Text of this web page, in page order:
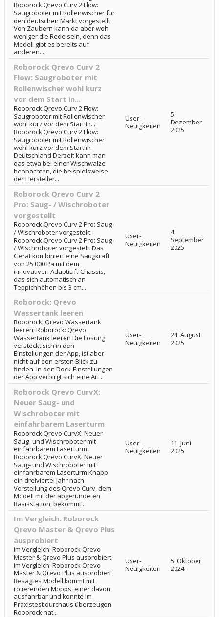
Roborock Qrevo Curv 2 Flow:
Saugroboter mit Rollenwischer für
den deutschen Markt vorgestellt
Von Zaubern kann da aber wohl
weniger die Rede sein, denn das
Modell gibt es bereits auf
anderen...
Roborock Qrevo Curv 2
Flow: Saugroboter mit
Rollenwischer wohl kurz
vor dem Start in...
Roborock Qrevo Curv 2 Flow:
Saugroboter mit Rollenwischer
wohl kurz vor dem Start in...:
Roborock Qrevo Curv 2 Flow:
Saugroboter mit Rollenwischer
wohl kurz vor dem Start in
Deutschland Derzeit kann man
das etwa bei einer Wischwalze
beobachten, die beispielsweise
der Hersteller...
User-
Neuigkeiten
5.
Dezember
2025
Roborock Qrevo Curv 2
Pro: Saug- / Wischroboter
vorgestellt
Roborock Qrevo Curv 2 Pro: Saug-
/ Wischroboter vorgestellt:
Roborock Qrevo Curv 2 Pro: Saug-
/ Wischroboter vorgestellt Das
Gerät kombiniert eine Saugkraft
von 25.000 Pa mit dem
innovativen AdaptiLift-Chassis,
das sich automatisch an
Teppichhöhen bis 3 cm...
User-
Neuigkeiten
4.
September
2025
Roborock: Qrevo
Wassertank leeren
Roborock: Qrevo Wassertank
leeren: Roborock: Qrevo
Wassertank leeren Die Lösung
versteckt sich in den
Einstellungen der App, ist aber
nicht auf den ersten Blick zu
finden. In den Dock-Einstellungen
der App verbirgt sich eine Art...
User-
Neuigkeiten
24. August
2025
Roborock Qrevo CurvX:
Neuer Saug- und
Wischroboter mit
einfahrbarem Laserturm
Roborock Qrevo CurvX: Neuer
Saug- und Wischroboter mit
einfahrbarem Laserturm:
Roborock Qrevo CurvX: Neuer
Saug- und Wischroboter mit
einfahrbarem Laserturm Knapp
ein dreiviertel Jahr nach
Vorstellung des Qrevo Curv, dem
Modell mit der abgerundeten
Basisstation, bekommt...
User-
Neuigkeiten
11. Juni
2025
Im Vergleich: Roborock
Qrevo Master & Qrevo Plus
ausprobiert
Im Vergleich: Roborock Qrevo
Master & Qrevo Plus ausprobiert:
Im Vergleich: Roborock Qrevo
Master & Qrevo Plus ausprobiert
Besagtes Modell kommt mit
rotierenden Mopps, einer davon
ausfahrbar und konnte im
Praxistest durchaus überzeugen.
Roborock hat...
User-
Neuigkeiten
5. Oktober
2024